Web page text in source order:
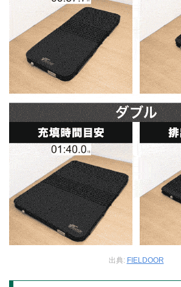
出典: FIELDOOR